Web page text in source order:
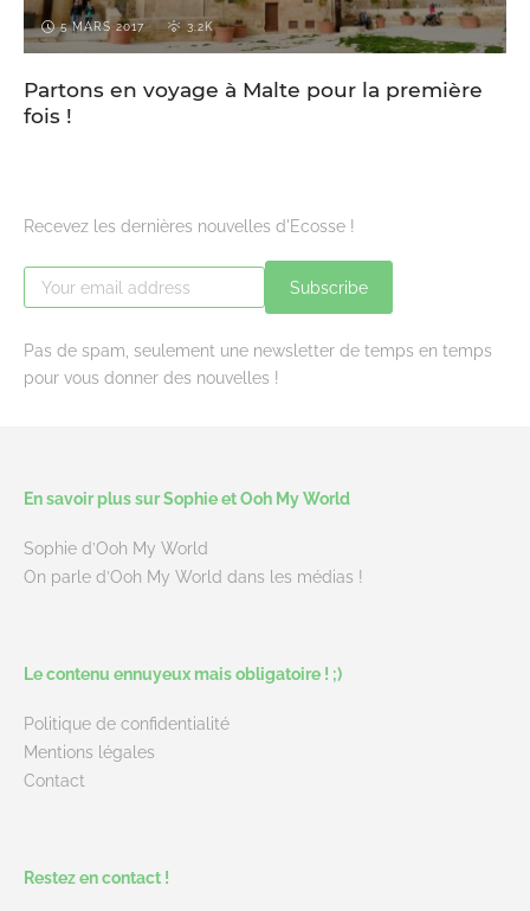
5 MARS 2017 3.2K
Partons en voyage à Malte pour la première
fois !
Recevez les dernières nouvelles d'Ecosse !
Subscribe
Pas de spam, seulement une newsletter de temps en temps
pour vous donner des nouvelles !
En savoir plus sur Sophie et Ooh My World
Sophie d’Ooh My World
On parle d’Ooh My World dans les médias !
Le contenu ennuyeux mais obligatoire ! ;)
Politique de confidentialité
Mentions légales
Contact
Restez en contact !